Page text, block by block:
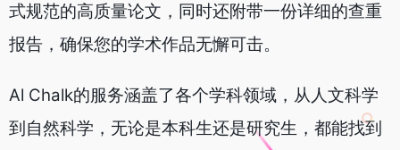
式规范的高质量论文，同时还附带一份详细的查重
报告，确保您的学术作品无懈可击。
Al Chalk的服务涵盖了各个学科领域，从人文科学
到自然科学，无论是本科生还是研究生，都能找到